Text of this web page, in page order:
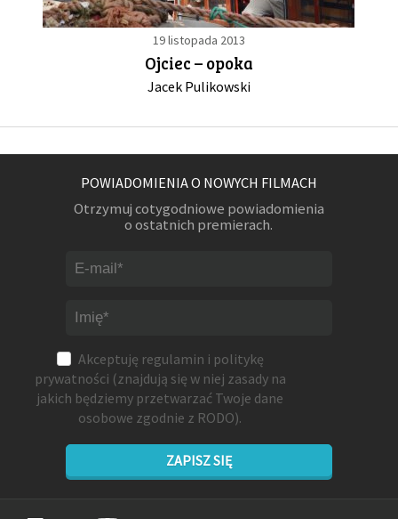
19 listopada 2013
Ojciec – opoka
Jacek Pulikowski
POWIADOMIENIA O NOWYCH FILMACH
Otrzymuj cotygodniowe powiadomienia
o ostatnich premierach.
Akceptuję regulamin i politykę
prywatności (znajdują się w niej zasady na
jakich będziemy przetwarzać Twoje dane
osobowe zgodnie z RODO).
ZAPISZ SIĘ